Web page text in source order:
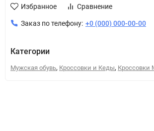
Избранное Сравнение
Заказ по телефону: +0 (000) 000-00-00
Категории
Мужская обувь, Кроссовки и Кеды, Кроссовки